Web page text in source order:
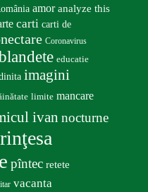
amor analyze this
carti carti de
Coronavirus
educatie
imagini
limite mancare
ivan nocturne
pîntec retete
vacanta